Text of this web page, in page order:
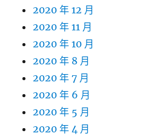
2020 年 12 月
2020 年 11 月
2020 年 10 月
2020 年 8 月
2020 年 7 月
2020 年 6 月
2020 年 5 月
2020 年 4 月